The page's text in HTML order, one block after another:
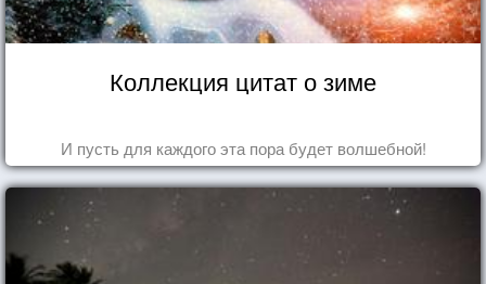
Коллекция цитат о зиме
И пусть для каждого эта пора будет волшебной!